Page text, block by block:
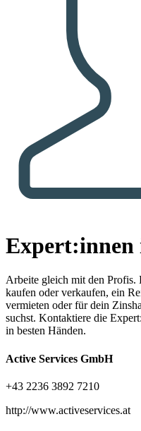
Expert:innen
Arbeite gleich mit den Profis.
kaufen oder verkaufen, ein
vermieten oder für dein
suchst. Kontaktiere die
in besten Händen.
Active Services GmbH
+43 2236 3892 7210
http://www.activeservices.at